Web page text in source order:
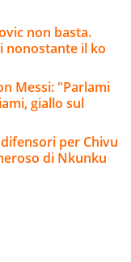
non basta.
nonostante il ko
Messi: "Parlami
giallo sul
per Chivu
di Nkunku